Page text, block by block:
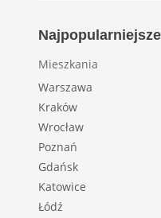
Mieszkania
Warszawa
Kraków
Wrocław
Poznań
Gdańsk
Katowice
Łódź